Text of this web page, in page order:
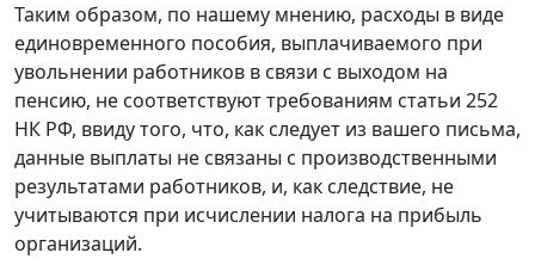
Таким образом, по нашему мнению, расходы в виде
единовременного пособия, выплачиваемого при
увольнении работников в связи с выходом на
пенсию, не соответствуют требованиям статьи 252
НК РФ, ввиду того, что, как следует из вашего письма,
данные выплаты не связаны с производственными
результатами работников, и, как следствие, не
учитываются при исчислении налога на прибыль
организаций.